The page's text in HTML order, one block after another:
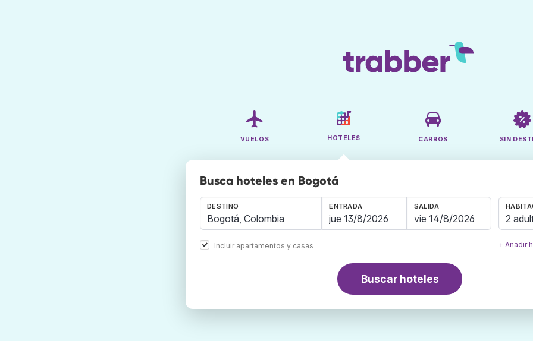
VUELOS HOTELES CARROS SIN
Busca hoteles en Bogotá
DESTINO
Incluir apartamentos y casas
ENTRADA SALIDA
2
+ Añadir
Buscar hoteles